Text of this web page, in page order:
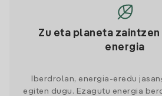
Zu eta planeta
energia
Iberdrolan, energia-eredu
egiten dugu. Ezagutu energia